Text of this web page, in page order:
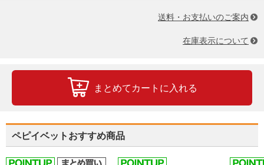
送料・お支払いのご案内
在庫表示について
まとめてカートに入れる
ペピイベットおすすめ商品